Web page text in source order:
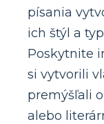
písania
ich štýl a
Poskytnite
si vytvorili
premýšľali
alebo